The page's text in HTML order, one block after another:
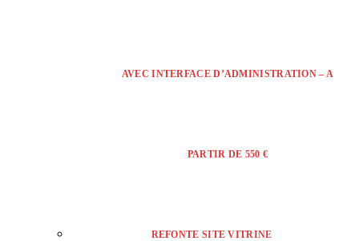
AVEC INTERFACE D’ADMINISTRATION – A
PARTIR DE 550 €
REFONTE SITE VITRINE